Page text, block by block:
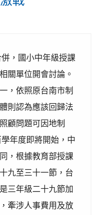
，國小中年級授課
關單位開會討論。
，依照原台南市制
則認為應該回歸法
顧問題可因地制
年度即將開始，中
，根據教育部授課
九至三十一節，台
三年級二十九節加
牽涉人事費用及放